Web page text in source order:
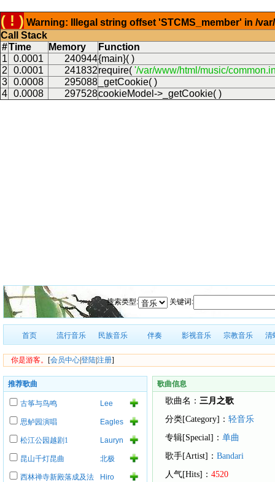
( ! ) Warning: Illegal string offset 'STCMS_member' in /
Call Stack
#Time Memory
Function
1
0.0001 240944{main}( )
2
0.0001 241832require( '/var/www/html/music/
3
0.0008 295088 _getCookie( )
4
0.0008 297528cookieModel->_getCookie( )
搜索类型: 关键词:
首页 流行音乐 民族音乐 伴奏 影视音乐 宗教音乐 清
你是游客。 [会员中心登陆注册]
推荐歌曲
古筝与鸟鸣
Lee
Parnell
思鲈园演唱
Eagles
Death
Metal
松江公园越剧1
Lauryn
昆山千灯昆曲
北极
西林禅寺新殿落成及法
Hiro
歌曲信息
歌曲名： 三月之歌
分类[Category]： 轻音乐
专辑[Special]： 单曲
歌手[Artist]： Bandari
人气[Hits]： 4520